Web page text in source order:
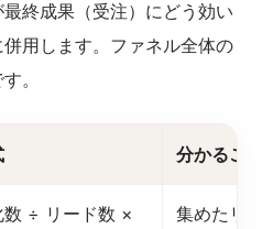
終成果（受注）にどう効い
用します。ファネル全体の
。
分かるこ
数 ÷ リード数 ×
集めたリ